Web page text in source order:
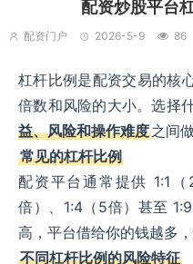
配资炒股平台
配资门户 2026-5-9 86
杠杆比例是配资交易的核
倍数和风险的大小。选择
益、风险和操作难度之间
常见的杠杆比例
配资平台通常提供 1:1
倍）、1:4（5倍）甚至
高，平台借给你的钱越多
不同杠杆比例的风险特征